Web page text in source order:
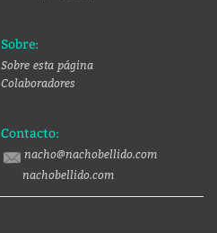
Sobre:
Sobre esta página
Colaboradores
Contacto:
nacho@nachobellido.com
nachobellido.com